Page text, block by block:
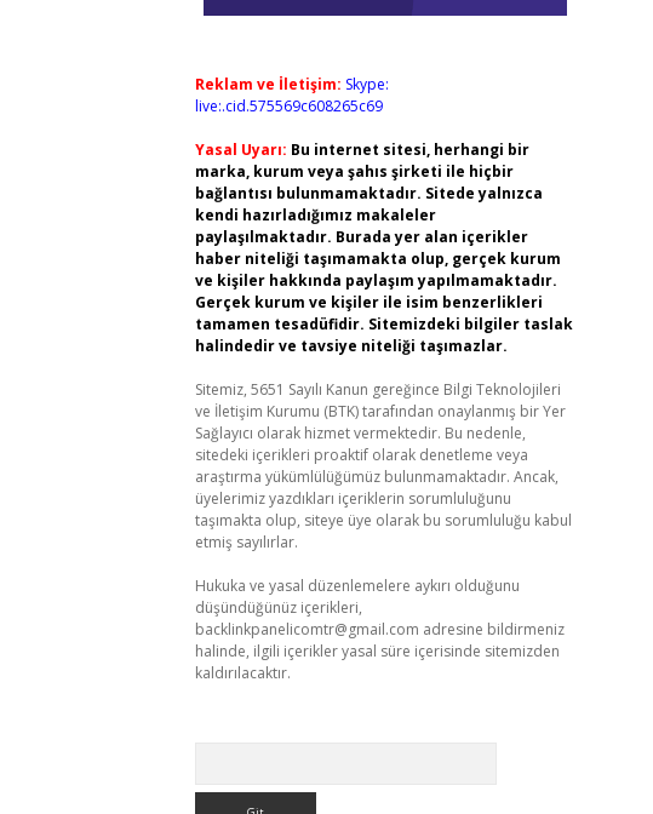
Reklam ve İletişim: Skype:
live:.cid.575569c608265c69
Yasal Uyarı: Bu internet sitesi, herhangi bir
marka, kurum veya şahıs şirketi ile hiçbir
bağlantısı bulunmamaktadır. Sitede yalnızca
kendi hazırladığımız makaleler
paylaşılmaktadır. Burada yer alan içerikler
haber niteliği taşımamakta olup, gerçek kurum
ve kişiler hakkında paylaşım yapılmamaktadır.
Gerçek kurum ve kişiler ile isim benzerlikleri
tamamen tesadüfidir. Sitemizdeki bilgiler taslak
halindedir ve tavsiye niteliği taşımazlar.
Sitemiz, 5651 Sayılı Kanun gereğince Bilgi Teknolojileri
ve İletişim Kurumu (BTK) tarafından onaylanmış bir Yer
Sağlayıcı olarak hizmet vermektedir. Bu nedenle,
sitedeki içerikleri proaktif olarak denetleme veya
araştırma yükümlülüğümüz bulunmamaktadır. Ancak,
üyelerimiz yazdıkları içeriklerin sorumluluğunu
taşımakta olup, siteye üye olarak bu sorumluluğu kabul
etmiş sayılırlar.
Hukuka ve yasal düzenlemelere aykırı olduğunu
düşündüğünüz içerikleri,
backlinkpanelicomtr@gmail.com adresine bildirmeniz
halinde, ilgili içerikler yasal süre içerisinde sitemizden
kaldırılacaktır.